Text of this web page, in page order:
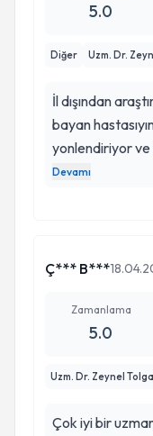
5.0
Diğer Uzm. Dr.
İl dışından
bayan
yonlendiriyor ve
veriyor ki tüm
mezoterapi
ile tam
👏👏👏
Devamı
Ç*** B***
Zamanlama
5.0
Uzm. Dr. Zeynel
Çok iyi bir